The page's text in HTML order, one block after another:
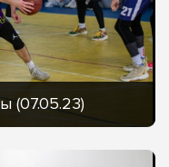
(07.05.23)